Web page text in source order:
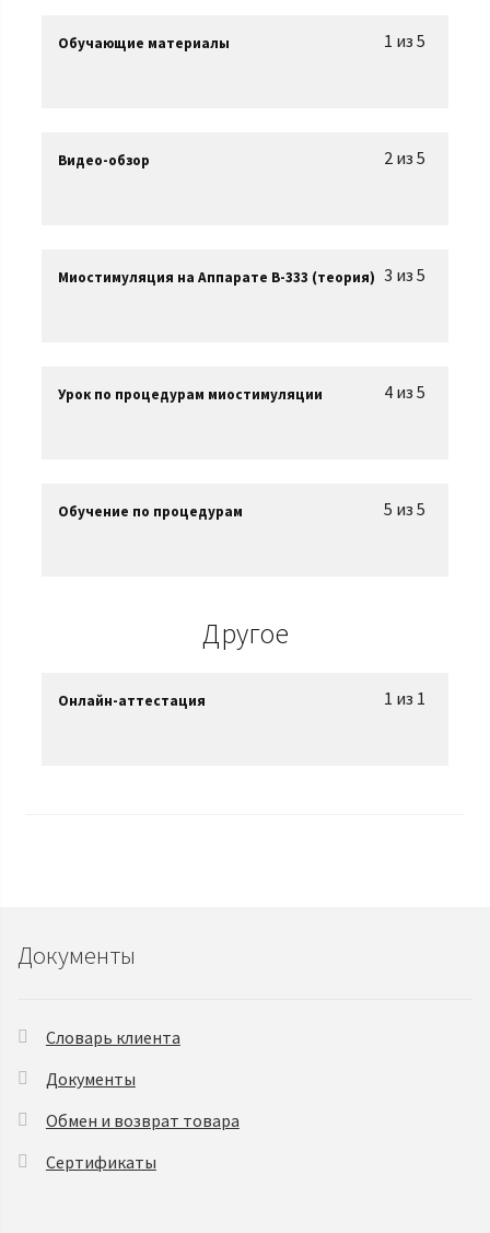
1 из 5
Обучающие материалы
2 из 5
Видео-обзор
3 из 5
Миостимуляция на Аппарате B-333 (теория)
4 из 5
Урок по процедурам миостимуляции
5 из 5
Обучение по процедурам
Другое
1 из 1
Онлайн-аттестация
Документы
Словарь клиента
Документы
Обмен и возврат товара
Сертификаты